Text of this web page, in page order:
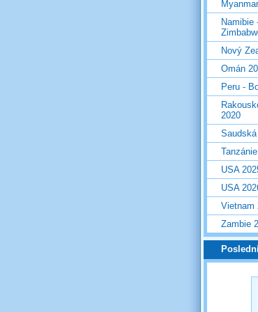
Namibie
Nový
Omán
Peru -
2020
USA
USA
Vietnam
Zambie